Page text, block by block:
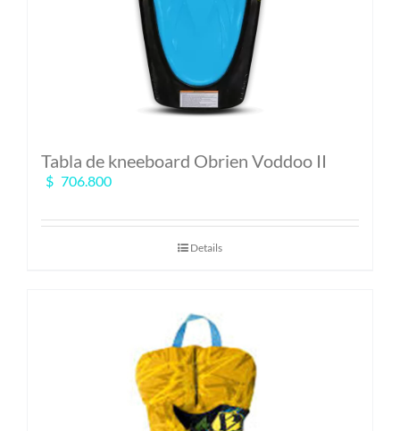
Tabla de kneeboard Obrien Voddoo II
$ 706.800
Details